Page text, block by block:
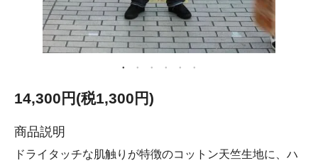
14,300円(税1,300円)
商品説明
ドライタッチな肌触りが特徴のコットン天竺生地に、ハ